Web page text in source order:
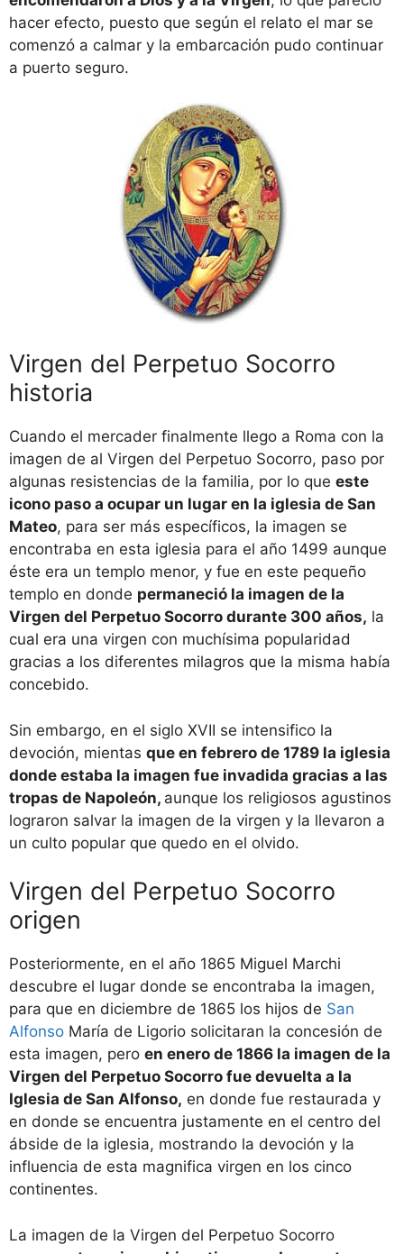
hacer efecto, puesto que según el relato el mar se
comenzó a calmar y la embarcación pudo continuar
a puerto seguro.
Virgen del Perpetuo Socorro
historia
Cuando el mercader finalmente llego a Roma con la
imagen de al Virgen del Perpetuo Socorro, paso por
algunas resistencias de la familia, por lo que este
icono paso a ocupar un lugar en la iglesia de San
Mateo, para ser más específicos, la imagen se
encontraba en esta iglesia para el año 1499 aunque
éste era un templo menor, y fue en este pequeño
templo en donde permaneció la imagen de la
Virgen del Perpetuo Socorro durante 300 años, la
cual era una virgen con muchísima popularidad
gracias a los diferentes milagros que la misma había
concebido.
Sin embargo, en el siglo XVII se intensifico la
devoción, mientas que en febrero de 1789 la iglesia
donde estaba la imagen fue invadida gracias a las
tropas de Napoleón, aunque los religiosos agustinos
lograron salvar la imagen de la virgen y la llevaron a
un culto popular que quedo en el olvido.
Virgen del Perpetuo Socorro
origen
Posteriormente, en el año 1865 Miguel Marchi
descubre el lugar donde se encontraba la imagen,
para que en diciembre de 1865 los hijos de San
Alfonso María de Ligorio solicitaran la concesión de
esta imagen, pero en enero de 1866 la imagen de la
Virgen del Perpetuo Socorro fue devuelta a la
Iglesia de San Alfonso, en donde fue restaurada y
en donde se encuentra justamente en el centro del
ábside de la iglesia, mostrando la devoción y la
influencia de esta magnifica virgen en los cinco
continentes.
La imagen de la Virgen del Perpetuo Socorro